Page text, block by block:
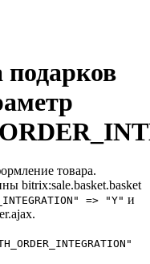
товара.
bitrix:sale.basket.basket
=> "Y" и